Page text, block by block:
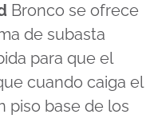
Bronco se ofrece
de subasta
para que el
cuando caiga el
piso base de los